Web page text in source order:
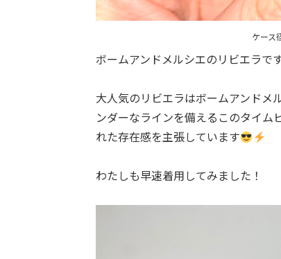
ケース
ボームアンドメルシエのリビエラで
大人気のリビエラはボームアンドメ
ンダーなラインを備えるこのタイム
れた存在感を主張しています
わたしも早速着用してみました！